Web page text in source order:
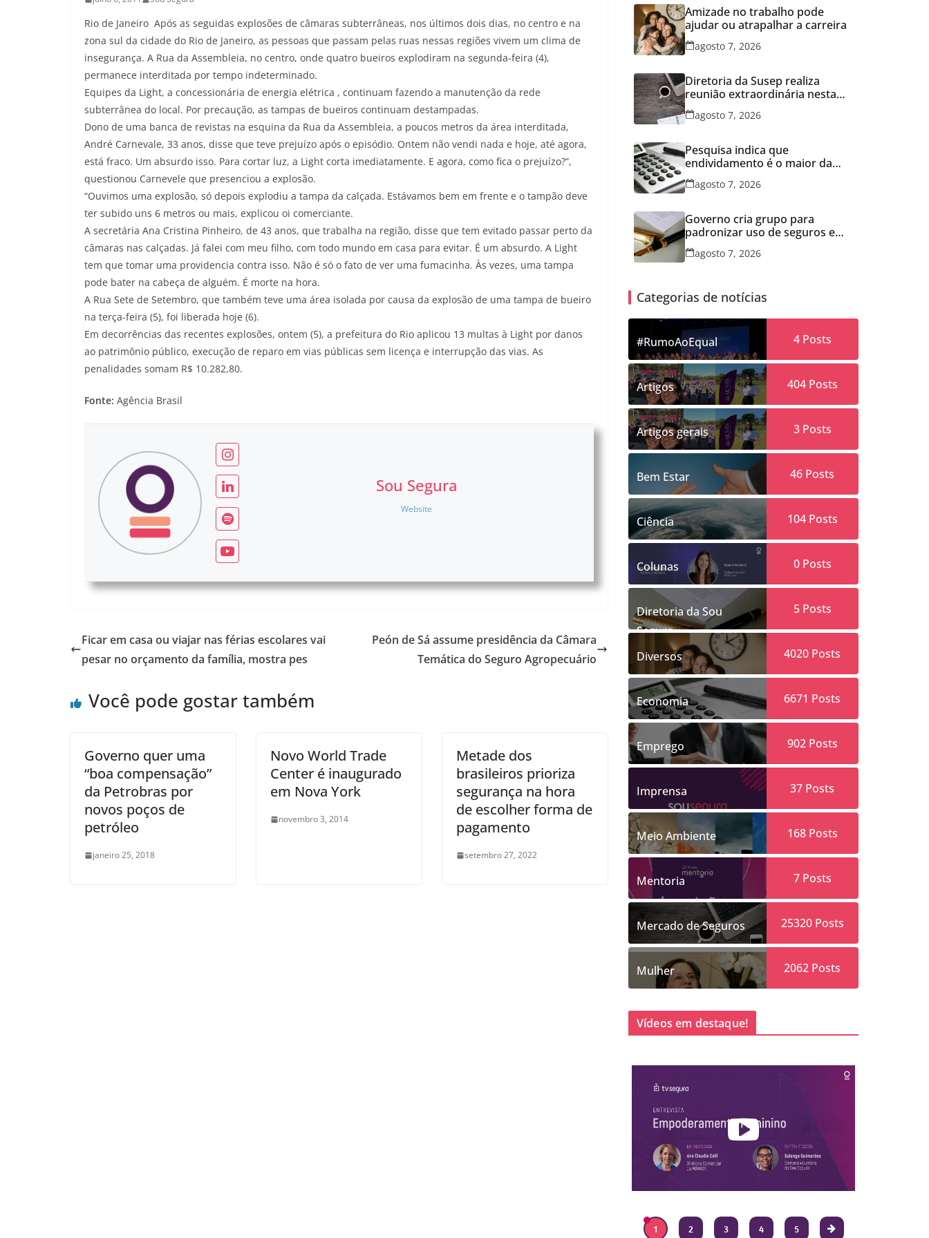
Rio de Janeiro  Após as seguidas explosões de câmaras subterrâneas, nos últimos dois dias, no centro e na
zona sul da cidade do Rio de Janeiro, as pessoas que passam pelas ruas nessas regiões vivem um clima de
insegurança. A Rua da Assembleia, no centro, onde quatro bueiros explodiram na segunda-feira (4),
permanece interditada por tempo indeterminado.
Equipes da Light, a concessionária de energia elétrica , continuam fazendo a manutenção da rede
subterrânea do local. Por precaução, as tampas de bueiros continuam destampadas.
Dono de uma banca de revistas na esquina da Rua da Assembleia, a poucos metros da área interditada,
André Carnevale, 33 anos, disse que teve prejuízo após o episódio. Ontem não vendi nada e hoje, até agora,
está fraco. Um absurdo isso. Para cortar luz, a Light corta imediatamente. E agora, como fica o prejuízo?”,
questionou Carnevele que presenciou a explosão.
“Ouvimos uma explosão, só depois explodiu a tampa da calçada. Estávamos bem em frente e o tampão deve
ter subido uns 6 metros ou mais, explicou oi comerciante.
A secretária Ana Cristina Pinheiro, de 43 anos, que trabalha na região, disse que tem evitado passar perto da
câmaras nas calçadas. Já falei com meu filho, com todo mundo em casa para evitar. É um absurdo. A Light
tem que tomar uma providencia contra isso. Não é só o fato de ver uma fumacinha. Às vezes, uma tampa
pode bater na cabeça de alguém. É morte na hora.
A Rua Sete de Setembro, que também teve uma área isolada por causa da explosão de uma tampa de bueiro
na terça-feira (5), foi liberada hoje (6).
Em decorrências das recentes explosões, ontem (5), a prefeitura do Rio aplicou 13 multas à Light por danos
ao patrimônio público, execução de reparo em vias públicas sem licença e interrupção das vias. As
penalidades somam R$ 10.282,80.
Fonte: Agência Brasil
Sou Segura
Website
Ficar em casa ou viajar nas férias escolares vai
pesar no orçamento da família, mostra pes
Peón de Sá assume presidência da Câmara
Temática do Seguro Agropecuário
Você pode gostar também
Governo quer uma
“boa compensação”
da Petrobras por
novos poços de
petróleo
janeiro 25, 2018
Novo World Trade
Center é inaugurado
em Nova York
novembro 3, 2014
Metade dos
brasileiros prioriza
segurança na hora
de escolher forma de
pagamento
setembro 27, 2022
Amizade no trabalho pode
ajudar ou atrapalhar a carreira
agosto 7, 2026
Diretoria da Susep realiza
reunião extraordinária nesta
sexta-feira
agosto 7, 2026
Pesquisa indica que
endividamento é o maior da
série histórica
agosto 7, 2026
Governo cria grupo para
padronizar uso de seguros em
concessões
agosto 7, 2026
Categorias de notícias
#RumoAoEqual 4Posts
Artigos 404Posts
Artigos gerais 3Posts
Bem Estar 46 Posts
Ciência 104Posts
Colunas 0Posts
Diretoria da Sou
Segura
5Posts
Diversos 4020 Posts
Economia 6671 Posts
Emprego 902Posts
Imprensa 37 Posts
Meio Ambiente 168Posts
Mentoria 7Posts
Mercado de Seguros 25320Posts
Mulher 2062 Posts
Vídeos em destaque!
1 2 3 4 5